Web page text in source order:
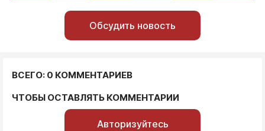
Обсудить новость
ВСЕГО: 0 КОММЕНТАРИЕВ
ЧТОБЫ ОСТАВЛЯТЬ КОММЕНТАРИИ
Авторизуйтесь